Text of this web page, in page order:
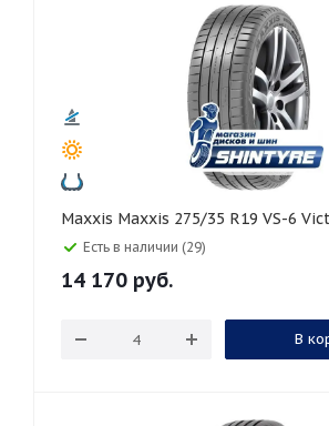
Maxxis Maxxis 275/35 R19 VS-6
Есть в наличии (29)
14 170 руб.
В